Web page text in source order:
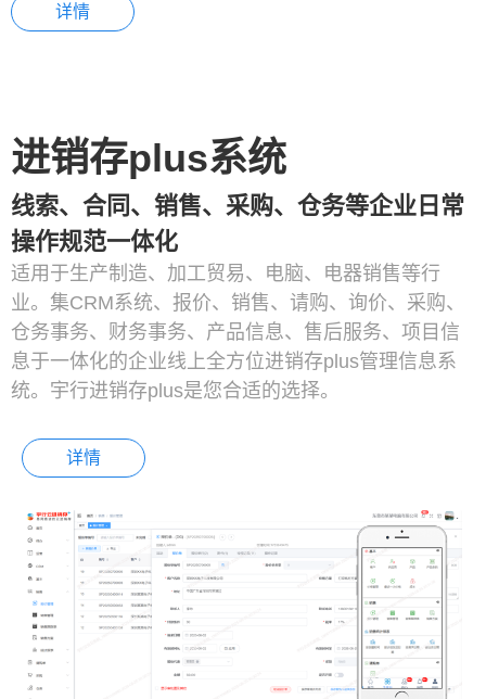
详情
进销存plus系统
线索、合同、销售、采购、仓务等企业日常
操作规范一体化
适用于生产制造、加工贸易、电脑、电器销售等行
业。集CRM系统、报价、销售、请购、询价、采购、
仓务事务、财务事务、产品信息、售后服务、项目信
息于一体化的企业线上全方位进销存plus管理信息系
统。宇行进销存plus是您合适的选择。
详情